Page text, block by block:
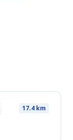
17.4 km